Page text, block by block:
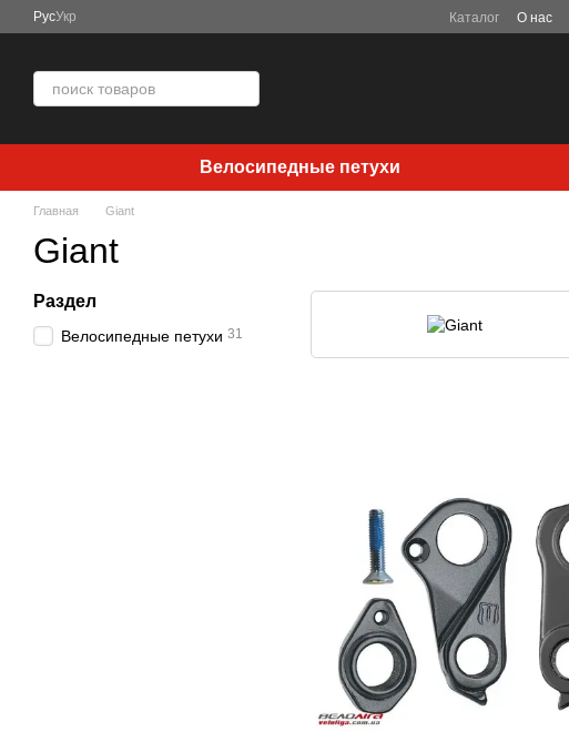
Перейти к основному контенту
РусУкр Каталог О нас
Велосипедные петухи
Главная Giant
Giant
Раздел
Велосипедные петухи 31